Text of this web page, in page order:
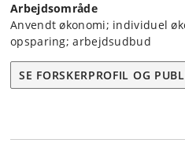
Arbejdsområde
Anvendt økonomi; individuel
opsparing; arbejdsudbud
SE FORSKERPROFIL OG